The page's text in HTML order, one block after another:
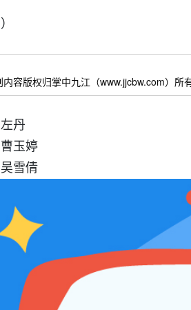
内容版权归掌中九江（www.jjcbw.com）所
丹
玉婷
雪倩